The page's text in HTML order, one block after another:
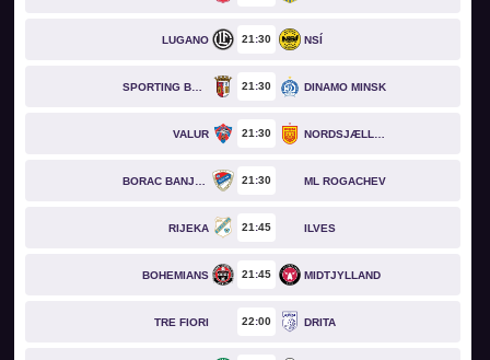
LUGANO 21 30 NSÍ
SPORTING BRAGA 21 30 DINAMO MINSK
VALUR 21 30
21 30 ML ROGACHEV
RIJEKA 21 45 ILVES
BOHEMIANS 21 45 MIDTJYLLAND
TRE FIORI 22 00 DRITA